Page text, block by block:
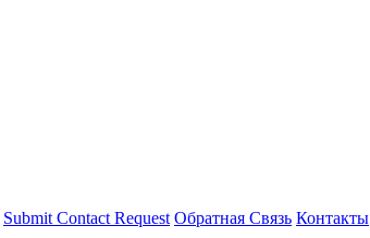
Submit Contact Request Обратная Связь Контакты